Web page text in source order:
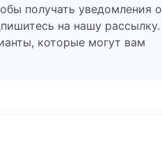
получать уведомления о
на нашу рассылку.
которые могут вам